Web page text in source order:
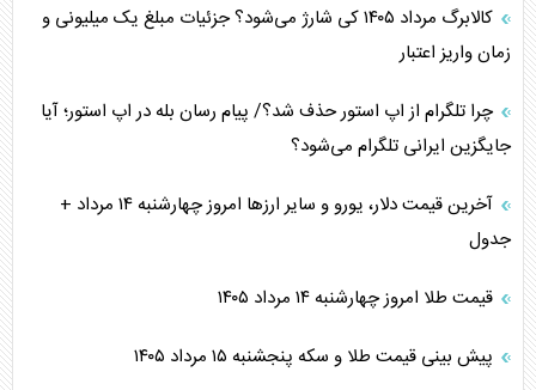
کالابرگ مرداد ۱۴۰۵ کی شارژ می‌شود؟ جزئیات مبلغ یک میلیونی و
زمان واریز اعتبار
چرا تلگرام از اپ استور حذف شد؟/ پیام رسان بله در اپ استور؛ آیا
جایگزین ایرانی تلگرام می‌شود؟
آخرین قیمت دلار، یورو و سایر ارز‌ها امروز چهارشنبه ۱۴ مرداد +
جدول
قیمت طلا امروز چهارشنبه ۱۴ مرداد ۱۴۰۵
پیش بینی قیمت طلا و سکه پنجشنبه ۱۵ مرداد ۱۴۰۵